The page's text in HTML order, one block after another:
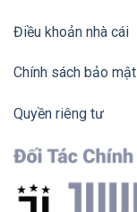
Điều khoản nhà cái
Chính sách bảo mật
Quyền riêng tư